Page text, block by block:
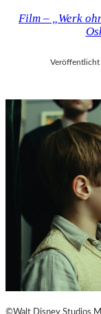
Film – „Werk
Veröffentlicht
©Walt Disney Studios